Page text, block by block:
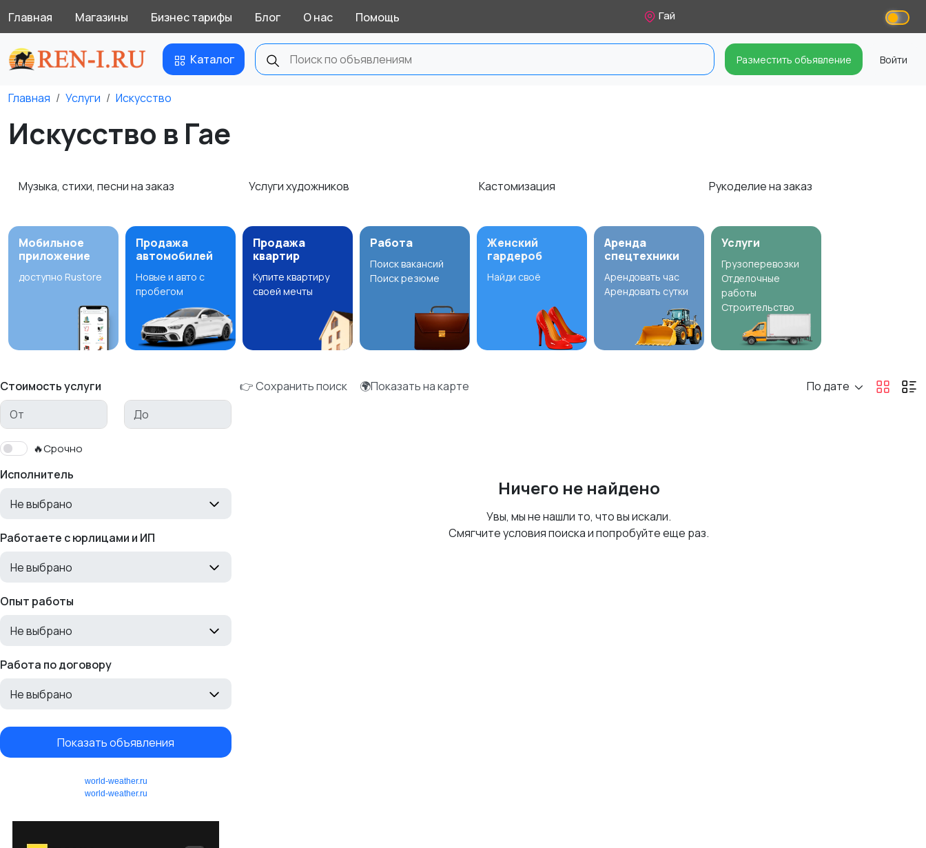
Главная Магазины Бизнес тарифы Блог О нас Помощь Гай
Каталог Разместить объявление Войти
Главная Услуги Искусство
Искусство в Гае
Музыка, стихи, песни на заказ Услуги художников Кастомизация Рукоделие на заказ
Мобильное
приложение
доступно Rustore
Продажа
автомобилей
Новые и авто с
пробегом
Продажа
квартир
Купите квартиру
своей мечты
Работа
Поиск вакансий
Поиск резюме
Женский
гардероб
Найди своё
Аренда
спецтехники
Арендовать час
Арендовать сутки
Услуги
Грузоперевозки
Отделочные
работы
Строительство
Стоимость услуги
🔥Срочно
Исполнитель
Не выбрано
Работаете с юрлицами и ИП
Не выбрано
Опыт работы
Не выбрано
Работа по договору
Не выбрано
Показать объявления
world-weather.ru
world-weather.ru
👉 Сохранить поиск 🌍Показать на карте По дате
Ничего не найдено
Увы, мы не нашли то, что вы искали.
Смягчите условия поиска и попробуйте еще раз.